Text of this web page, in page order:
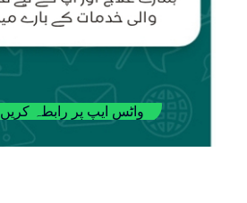
واٹس ایپ پر رابطہ کریں